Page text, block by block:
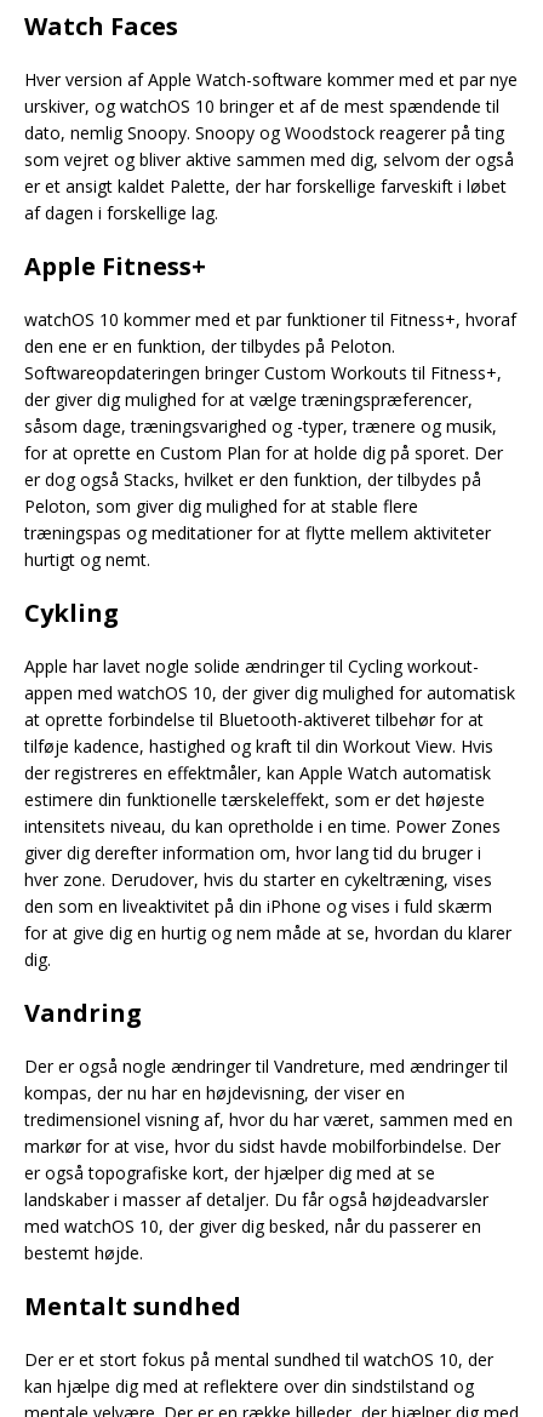
Watch Faces
Hver version af Apple Watch-software kommer med et par nye
urskiver, og watchOS 10 bringer et af de mest spændende til
dato, nemlig Snoopy. Snoopy og Woodstock reagerer på ting
som vejret og bliver aktive sammen med dig, selvom der også
er et ansigt kaldet Palette, der har forskellige farveskift i løbet
af dagen i forskellige lag.
Apple Fitness+
watchOS 10 kommer med et par funktioner til Fitness+, hvoraf
den ene er en funktion, der tilbydes på Peloton.
Softwareopdateringen bringer Custom Workouts til Fitness+,
der giver dig mulighed for at vælge træningspræferencer,
såsom dage, træningsvarighed og -typer, trænere og musik,
for at oprette en Custom Plan for at holde dig på sporet. Der
er dog også Stacks, hvilket er den funktion, der tilbydes på
Peloton, som giver dig mulighed for at stable flere
træningspas og meditationer for at flytte mellem aktiviteter
hurtigt og nemt.
Cykling
Apple har lavet nogle solide ændringer til Cycling workout-
appen med watchOS 10, der giver dig mulighed for automatisk
at oprette forbindelse til Bluetooth-aktiveret tilbehør for at
tilføje kadence, hastighed og kraft til din Workout View. Hvis
der registreres en effektmåler, kan Apple Watch automatisk
estimere din funktionelle tærskeleffekt, som er det højeste
intensitets niveau, du kan opretholde i en time. Power Zones
giver dig derefter information om, hvor lang tid du bruger i
hver zone. Derudover, hvis du starter en cykeltræning, vises
den som en liveaktivitet på din iPhone og vises i fuld skærm
for at give dig en hurtig og nem måde at se, hvordan du klarer
dig.
Vandring
Der er også nogle ændringer til Vandreture, med ændringer til
kompas, der nu har en højdevisning, der viser en
tredimensionel visning af, hvor du har været, sammen med en
markør for at vise, hvor du sidst havde mobilforbindelse. Der
er også topografiske kort, der hjælper dig med at se
landskaber i masser af detaljer. Du får også højdeadvarsler
med watchOS 10, der giver dig besked, når du passerer en
bestemt højde.
Mentalt sundhed
Der er et stort fokus på mental sundhed til watchOS 10, der
kan hjælpe dig med at reflektere over din sindstilstand og